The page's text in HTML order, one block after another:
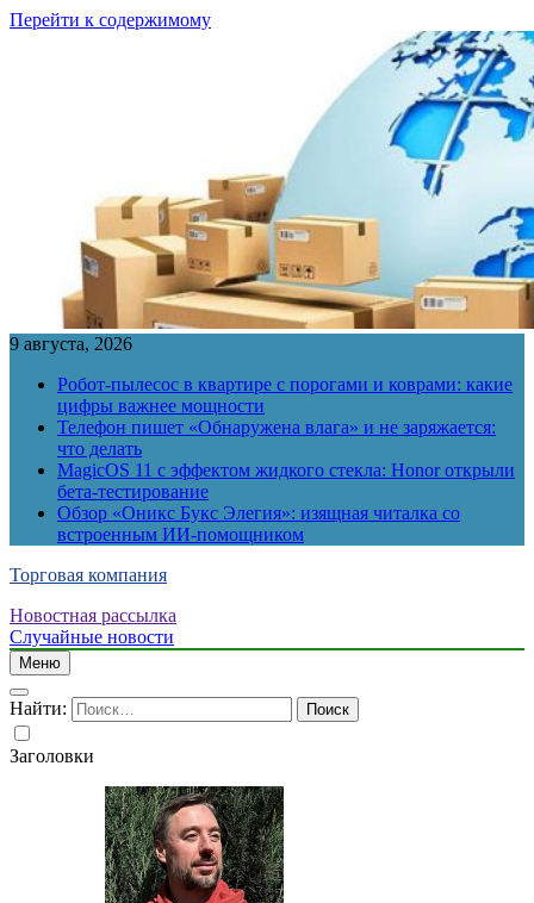
Перейти к содержимому
9 августа, 2026
Робот-пылесос в квартире с порогами и коврами: какие
цифры важнее мощности
Телефон пишет «Обнаружена влага» и не заряжается:
что делать
MagicOS 11 с эффектом жидкого стекла: Honor открыли
бета-тестирование
Обзор «Оникс Букс Элегия»: изящная читалка со
встроенным ИИ-помощником
Торговая компания
Новостная рассылка
Случайные новости
Меню
Найти:
Заголовки